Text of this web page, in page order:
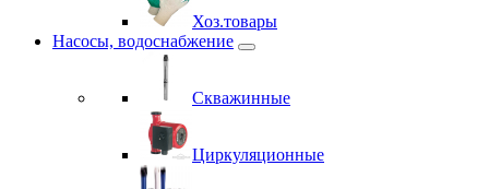
Хоз.товары
Насосы, водоснабжение
Скважинные
Циркуляционные